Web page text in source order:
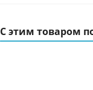
С этим товаром